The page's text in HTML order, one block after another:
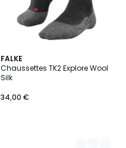
FALKE
Chaussettes TK2 Explore Wool
Silk
34,00 €
2
Couleurs